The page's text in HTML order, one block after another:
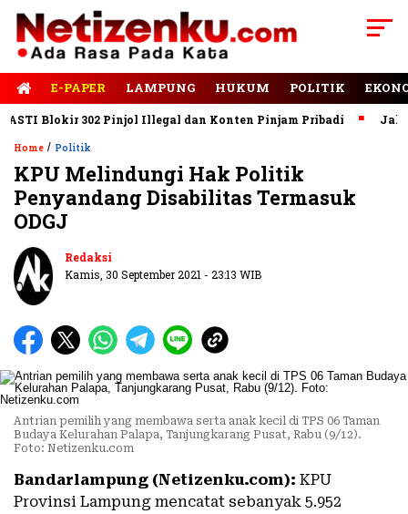
E-PAPER LAMPUNG HUKUM POLITIK
Blokir 302 Pinjol Illegal dan Konten Pinjam Pribadi Jalan
Home / Politik
KPU Melindungi Hak Politik
Penyandang Disabilitas Termasuk
ODGJ
Redaksi
Kamis, 30 September 2021 - 23:13 WIB
Antrian pemilih yang membawa serta anak kecil di TPS 06 Taman
Budaya Kelurahan Palapa, Tanjungkarang Pusat, Rabu (9/12).
Foto: Netizenku.com
Bandarlampung (Netizenku.com): KPU
Provinsi Lampung mencatat sebanyak 5.952